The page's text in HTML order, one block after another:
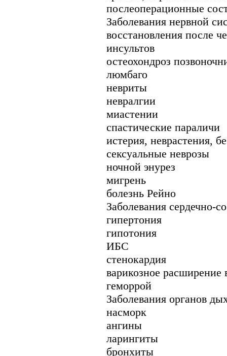
послеоперационные
Заболевания нервной
восстановления после
инсультов
остеохондроз
люмбаго
невриты
невралгии
миастении
спастические параличи
истерия, неврастения,
сексуальные неврозы
ночной энурез
мигрень
болезнь Рейно
Заболевания сердечно-
гипертония
гипотония
ИБС
стенокардия
варикозное
геморрой
Заболевания органов
насморк
ангины
ларингиты
бронхиты